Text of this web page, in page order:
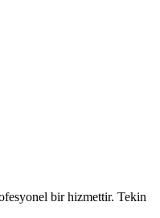
bir hizmettir. Tekin